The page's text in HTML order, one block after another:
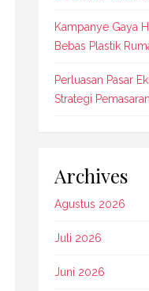
Kampanye Gaya
Bebas Plastik
Perluasan Pasar
Strategi
Archives
Agustus 2026
Juli 2026
Juni 2026